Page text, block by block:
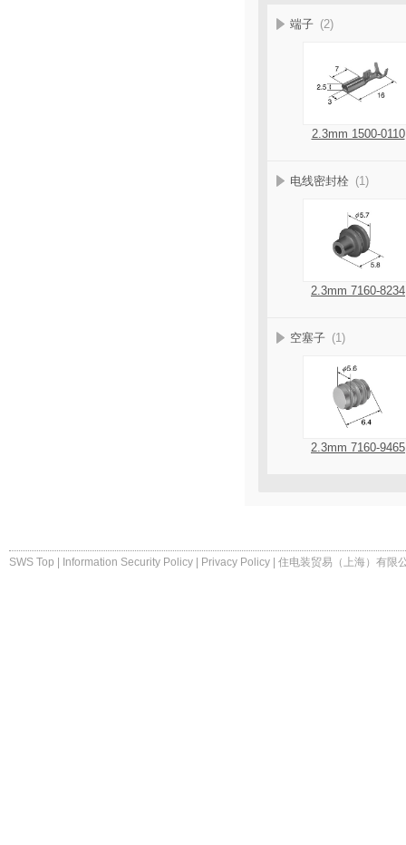
端子 (2)
2.3mm 1500-0110
电线密封栓 (1)
2.3mm 7160-8234
空塞子 (1)
2.3mm 7160-9465
SWS Top Information Security Policy Privacy Policy 住电装贸易（上海）有限